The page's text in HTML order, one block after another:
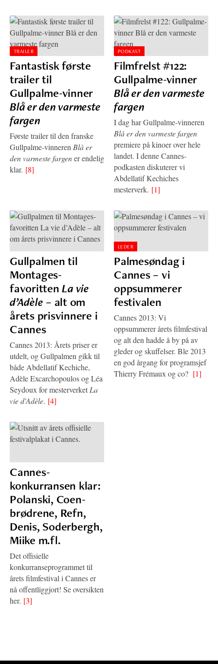
TRAILER
Fantastisk første
trailer til
Gullpalme-vinner
Blå er den varmeste
fargen
Første trailer til den franske
Gullpalme-vinnerenBlå er
den varmeste fargener endelig
klar. [8]
PODKAST
Filmfrelst #122:
Gullpalme-vinner
Blå er den varmeste
fargen
I dag har Gullpalme-vinneren
Blå er den varmeste fargen
premiere på kinoer over hele
landet. I denne Cannes-
podkasten diskuterer vi
Abdellatif Kechiches
mesterverk. [1]
Gullpalmen til
Montages-
favorittenLa vie
d’Adèle – alt om
årets prisvinnere i
Cannes
Cannes 2013: Årets priser er
utdelt, og Gullpalmen gikk til
både Abdellatif Kechiche,
Adèle Excarchopoulos og Léa
Seydoux for mesterverket La
vie d'Adèle. [4]
LEDER
Palmesøndag i
Cannes – vi
oppsummerer
festivalen
Cannes 2013: Vi
oppsummerer årets filmfestival
og alt den hadde å by på av
gleder og skuffelser. Ble 2013
en god årgang for programsjef
Thierry Frémaux og co? [1]
Cannes-
konkurransen klar:
Polanski, Coen-
brødrene, Refn,
Denis, Soderbergh,
Miike m.fl.
Det offisielle
konkurranseprogrammet til
årets filmfestival i Cannes er
nå offentliggjort! Se oversikten
her. [3]